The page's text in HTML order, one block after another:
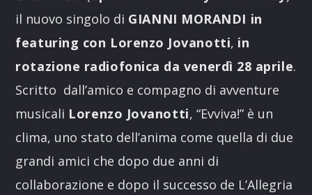
il nuovo singolo di GIANNI MORANDI in
featuring con Lorenzo Jovanotti, in
rotazione radiofonica da venerdì 28 aprile.
Scritto dall’amico e compagno di avventure
musicali Lorenzo Jovanotti, “Evviva!” è un
clima, uno stato dell’anima come quella di due
grandi amici che dopo due anni di
collaborazione e dopo il successo de L’Allegria